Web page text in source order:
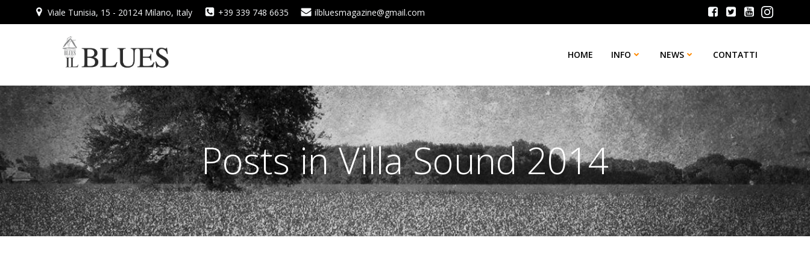
al
Viale Tunisia, 15 - 20124 Milano, Italy +39 339 748 6635 ilbluesmagazine@gmail.com
HOME INFO NEWS CONTATTI
Posts in Villa Sound 2014